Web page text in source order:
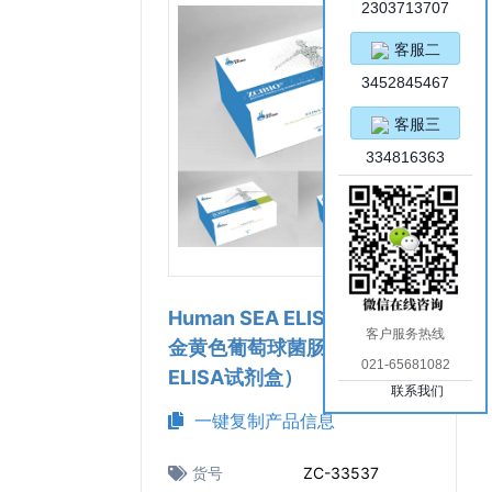
Human SEA ELISA Kit（人
金黄色葡萄球菌肠毒素A
ELISA试剂盒）
一键复制产品信息
货号 ZC-33537
2303713707
客服二
3452845467
客服三
334816363
客户服务热线
021-65681082
联系我们